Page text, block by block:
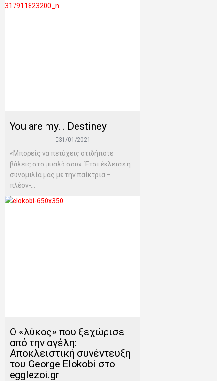
You are my… Destiney!
31/01/2021
«Μπορείς να πετύχεις οτιδήποτε
βάλεις στο μυαλό σου». Έτσι έκλεισε η
συνομιλία μας με την παίκτρια –
πλέον-...
Ο «λύκος» που ξεχώρισε
από την αγέλη:
Αποκλειστική συνέντευξη
του George Elokobi στο
egglezoi.gr